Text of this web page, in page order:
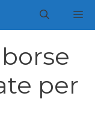
per